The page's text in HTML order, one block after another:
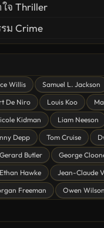
จ Thriller
ม Crime
Willis Samuel L. Jackson
De Niro Louis Koo
Kidman Liam Neeson
Depp Tom Cruise
Gerard Butler
George
Ethan Hawke
Jean-Claude
Freeman Owen Wilson